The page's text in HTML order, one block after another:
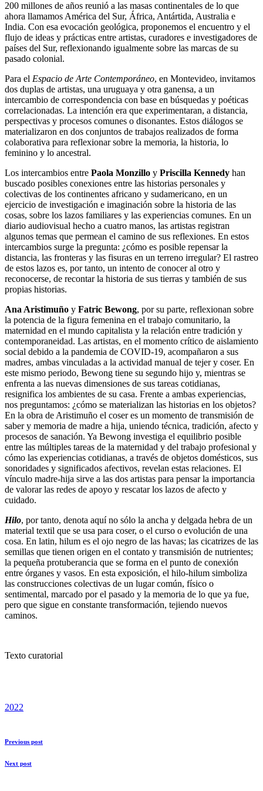
200 millones de años reunió a las masas continentales de lo que
ahora llamamos América del Sur, África, Antártida, Australia e
India. Con esa evocación geológica, proponemos el encuentro y el
flujo de ideas y prácticas entre artistas, curadores e investigadores de
países del Sur, reflexionando igualmente sobre las marcas de su
pasado colonial.
Para el Espacio de Arte Contemporáneo, en Montevideo, invitamos
dos duplas de artistas, una uruguaya y otra ganensa, a un
intercambio de correspondencia con base en búsquedas y poéticas
correlacionadas. La intención era que experimentaran, a distancia,
perspectivas y procesos comunes o disonantes. Estos diálogos se
materializaron en dos conjuntos de trabajos realizados de forma
colaborativa para reflexionar sobre la memoria, la historia, lo
feminino y lo ancestral.
Los intercambios entre Paola Monzillo y Priscilla Kennedy han
buscado posibles conexiones entre las historias personales y
colectivas de los continentes africano y sudamericano, en un
ejercicio de investigación e imaginación sobre la historia de las
cosas, sobre los lazos familiares y las experiencias comunes. En un
diario audiovisual hecho a cuatro manos, las artistas registran
algunos temas que permean el camino de sus reflexiones. En estos
intercambios surge la pregunta: ¿cómo es posible repensar la
distancia, las fronteras y las fisuras en un terreno irregular? El rastreo
de estos lazos es, por tanto, un intento de conocer al otro y
reconocerse, de recontar la historia de sus tierras y también de sus
propias historias.
Ana Aristimuño y Fatric Bewong, por su parte, reflexionan sobre
la potencia de la figura femenina en el trabajo comunitario, la
maternidad en el mundo capitalista y la relación entre tradición y
contemporaneidad. Las artistas, en el momento crítico de aislamiento
social debido a la pandemia de COVID-19, acompañaron a sus
madres, ambas vinculadas a la actividad manual de tejer y coser. En
este mismo periodo, Bewong tiene su segundo hijo y, mientras se
enfrenta a las nuevas dimensiones de sus tareas cotidianas,
resignifica los ambientes de su casa. Frente a ambas experiencias,
nos preguntamos: ¿cómo se materializan las historias en los objetos?
En la obra de Aristimuño el coser es un momento de transmisión de
saber y memoria de madre a hija, uniendo técnica, tradición, afecto y
procesos de sanación. Ya Bewong investiga el equilibrio posible
entre las múltiples tareas de la maternidad y del trabajo profesional y
cómo las experiencias cotidianas, a través de objetos domésticos, sus
sonoridades y significados afectivos, revelan estas relaciones. El
vínculo madre-hija sirve a las dos artistas para pensar la importancia
de valorar las redes de apoyo y rescatar los lazos de afecto y
cuidado.
Hilo, por tanto, denota aquí no sólo la ancha y delgada hebra de un
material textil que se usa para coser, o el curso o evolución de una
cosa. En latin, hilum es el ojo negro de las havas; las cicatrizes de las
semillas que tienen origen en el contato y transmisión de nutrientes;
la pequeña protuberancia que se forma en el punto de conexión
entre órganes y vasos. En esta exposición, el hilo-hilum simboliza
las construcciones colectivas de un lugar común, físico o
sentimental, marcado por el pasado y la memoria de lo que ya fue,
pero que sigue en constante transformación, tejiendo nuevos
caminos.
Texto curatorial
2022
Previous post
Next post